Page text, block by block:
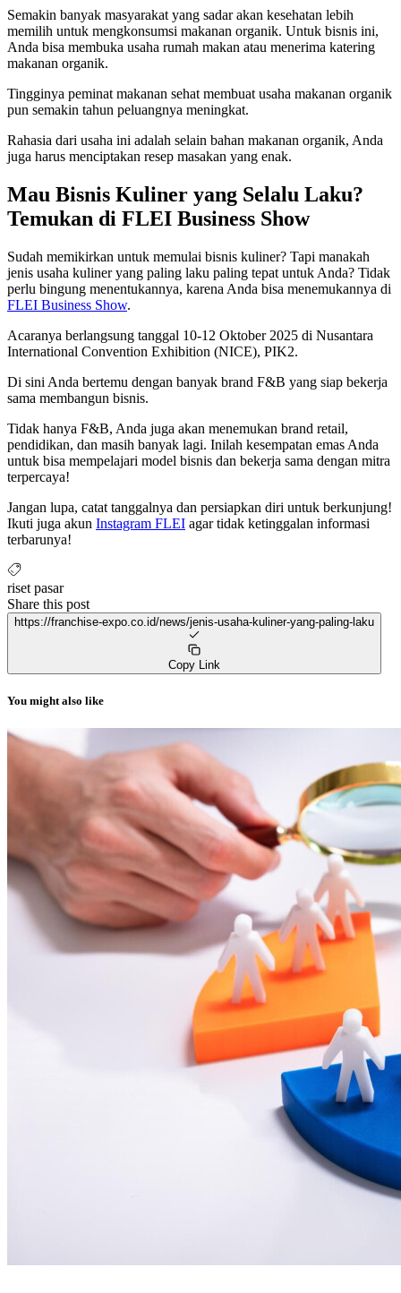
Semakin banyak masyarakat yang sadar akan kesehatan lebih
memilih untuk mengkonsumsi makanan organik. Untuk bisnis ini,
Anda bisa membuka usaha rumah makan atau menerima katering
makanan organik.
Tingginya peminat makanan sehat membuat usaha makanan organik
pun semakin tahun peluangnya meningkat.
Rahasia dari usaha ini adalah selain bahan makanan organik, Anda
juga harus menciptakan resep masakan yang enak.
Mau Bisnis Kuliner yang Selalu Laku?
Temukan di FLEI Business Show
Sudah memikirkan untuk memulai bisnis kuliner? Tapi manakah
jenis usaha kuliner yang paling laku paling tepat untuk Anda? Tidak
perlu bingung menentukannya, karena Anda bisa menemukannya di
FLEI Business Show.
Acaranya berlangsung tanggal 10-12 Oktober 2025 di Nusantara
International Convention Exhibition (NICE), PIK2.
Di sini Anda bertemu dengan banyak brand F&B yang siap bekerja
sama membangun bisnis.
Tidak hanya F&B, Anda juga akan menemukan brand retail,
pendidikan, dan masih banyak lagi. Inilah kesempatan emas Anda
untuk bisa mempelajari model bisnis dan bekerja sama dengan mitra
terpercaya!
Jangan lupa, catat tanggalnya dan persiapkan diri untuk berkunjung!
Ikuti juga akun Instagram FLEI agar tidak ketinggalan informasi
terbarunya!
riset pasar
Share this post
https://franchise-expo.co.id/news/jenis-usaha-kuliner-yang-paling-laku
Copy Link
You might also like